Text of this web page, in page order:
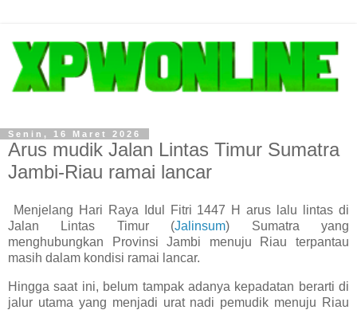
Senin, 16 Maret 2026
Arus mudik Jalan Lintas Timur Sumatra
Jambi-Riau ramai lancar
Menjelang Hari Raya Idul Fitri 1447 H arus lalu lintas di
Jalan Lintas Timur (Jalinsum) Sumatra yang
menghubungkan Provinsi Jambi menuju Riau terpantau
masih dalam kondisi ramai lancar.
Hingga saat ini, belum tampak adanya kepadatan berarti di
jalur utama yang menjadi urat nadi pemudik menuju Riau